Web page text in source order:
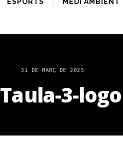
31 DE MARÇ DE 2025
Taula-3-logo